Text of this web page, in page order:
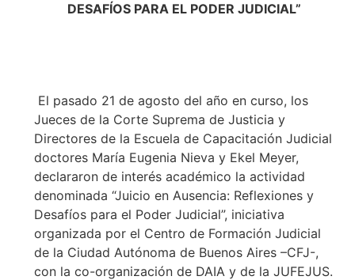
DESAFÍOS PARA EL PODER JUDICIAL”
El pasado 21 de agosto del año en curso, los
Jueces de la Corte Suprema de Justicia y
Directores de la Escuela de Capacitación Judicial
doctores María Eugenia Nieva y Ekel Meyer,
declararon de interés académico la actividad
denominada “Juicio en Ausencia: Reflexiones y
Desafíos para el Poder Judicial”, iniciativa
organizada por el Centro de Formación Judicial
de la Ciudad Autónoma de Buenos Aires –CFJ-,
con la co-organización de DAIA y de la JUFEJUS.